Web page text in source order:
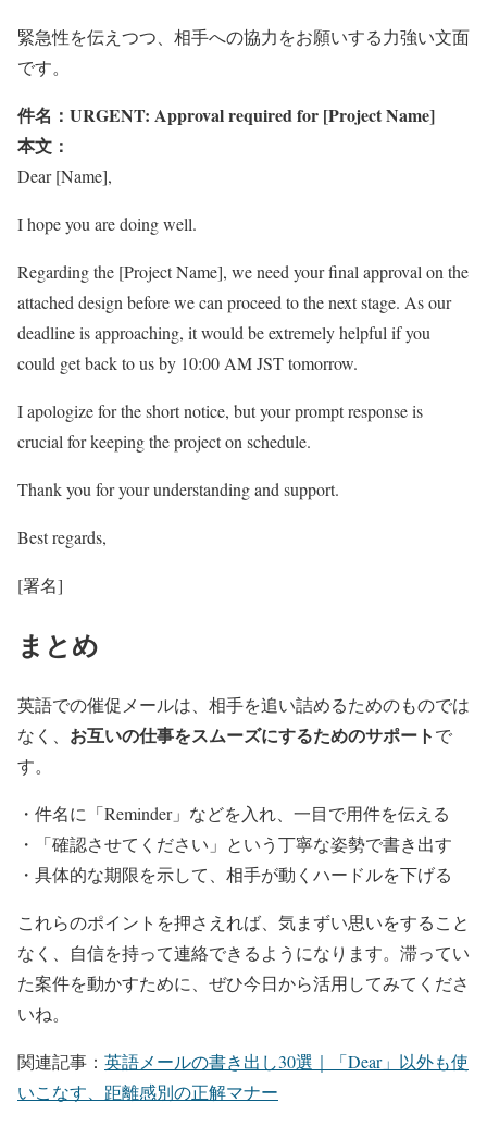
緊急性を伝えつつ、相手への協力をお願いする力強い文面
です。
件名：URGENT: Approval required for [Project Name]
本文：
Dear [Name],
I hope you are doing well.
Regarding the [Project Name], we need your final approval on the
attached design before we can proceed to the next stage. As our
deadline is approaching, it would be extremely helpful if you
could get back to us by 10:00 AM JST tomorrow.
I apologize for the short notice, but your prompt response is
crucial for keeping the project on schedule.
Thank you for your understanding and support.
Best regards,
[署名]
まとめ
英語での催促メールは、相手を追い詰めるためのものでは
なく、 お互いの仕事をスムーズにするためのサポートで
す。
・件名に「Reminder」などを入れ、一目で用件を伝える
・「確認させてください」という丁寧な姿勢で書き出す
・具体的な期限を示して、相手が動くハードルを下げる
これらのポイントを押さえれば、気まずい思いをすること
なく、自信を持って連絡できるようになります。滞ってい
た案件を動かすために、ぜひ今日から活用してみてくださ
いね。
関連記事： 英語メールの書き出し30選｜「Dear」以外も使
いこなす、距離感別の正解マナー